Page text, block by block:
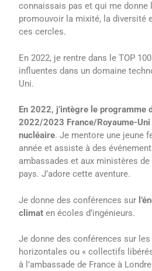
connaissais pas et qui me donne
promouvoir la mixité, la diversité
ces cercles.
En 2022, je rentre dans le TOP
influentes dans un domaine
Uni.
En 2022, j’intègre le programme
2022/2023 France/Royaume-
nucléaire. Je mentore une jeune
année et assiste à des
ambassades et aux ministères de
pays. J’adore cette aventure.
Je donne des conférences sur
climat en écoles d’ingénieurs.
Je donne des conférences sur
horizontales ou « collectifs
à l’ambassade de France à